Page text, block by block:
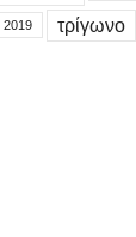
2019 τρίγωνο